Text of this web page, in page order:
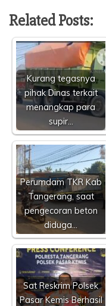
Related Posts:
Kurang tegasnya
pihak Dinas terkait
menangkap para
supir…
Perumdam TKR Kab
Tangerang, saat
pengecoran beton
diduga…
Sat Reskrim Polsek
Pasar Kemis Berhasil